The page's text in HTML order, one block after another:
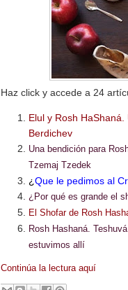
Haz click y accede a 24
Elul y Rosh
Berdichev
Una bendición para
Tzemaj Tzedek
¿Que le pedimos al
¿Por qué es grande el
El Shofar de Rosh
Rosh Hashaná.
estuvimos allí
Continúa la lectura aquí